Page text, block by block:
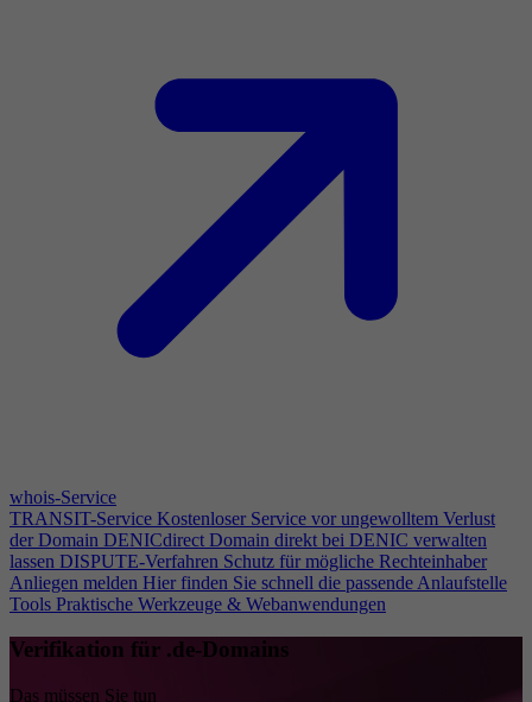
whois-Service
TRANSIT-Service Kostenloser Service vor ungewolltem Verlust
der Domain DENICdirect Domain direkt bei DENIC verwalten
lassen DISPUTE-Verfahren Schutz für mögliche Rechteinhaber
Anliegen melden Hier finden Sie schnell die passende Anlaufstelle
Tools Praktische Werkzeuge & Webanwendungen
Verifikation für .de-Domains
Das müssen Sie tun